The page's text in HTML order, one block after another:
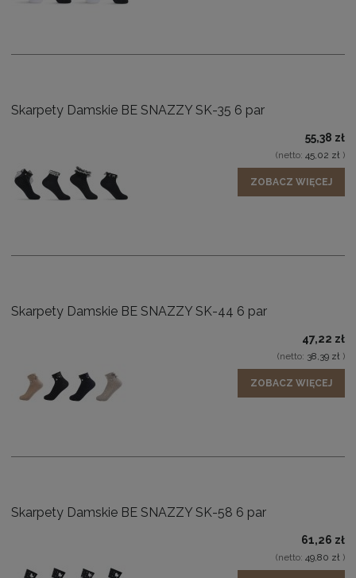
Skarpety Damskie BE SNAZZY SK-35 6 par
55,38 zł
(netto: 45,02 zł )
ZOBACZ WIĘCEJ
Skarpety Damskie BE SNAZZY SK-44 6 par
47,22 zł
(netto: 38,39 zł )
ZOBACZ WIĘCEJ
Skarpety Damskie BE SNAZZY SK-58 6 par
61,26 zł
(netto: 49,80 zł )